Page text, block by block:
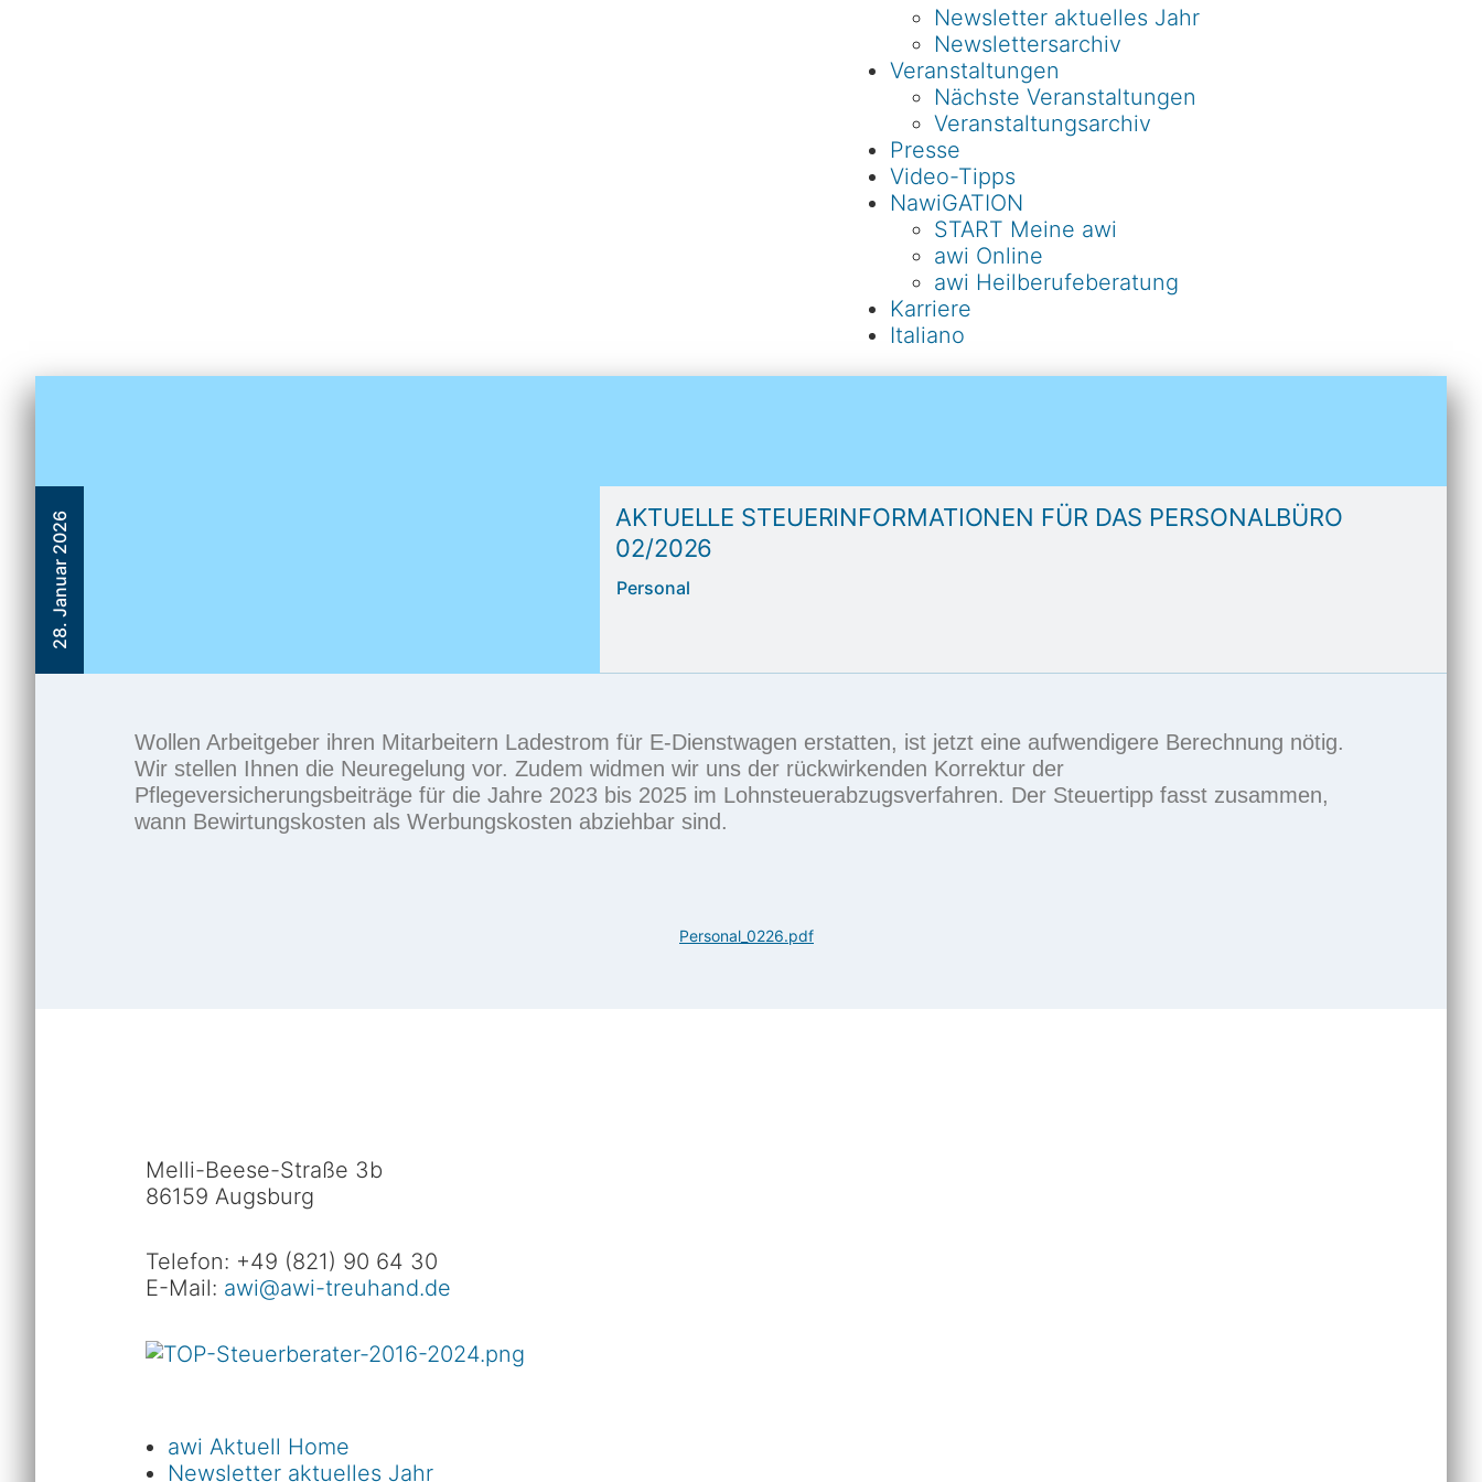
Newsletter aktuelles Jahr
Newslettersarchiv
Veranstaltungen
Nächste Veranstaltungen
Veranstaltungsarchiv
Presse
Video-Tipps
NawiGATION
START Meine awi
awi Online
awi Heilberufeberatung
Karriere
Italiano
28. Januar 2026
AKTUELLE STEUERINFORMATIONEN FÜR DAS PERSONALBÜRO
02/2026
Personal
Wollen Arbeitgeber ihren Mitarbeitern Ladestrom für E-Dienstwagen erstatten, ist jetzt eine aufwendigere Berechnung nötig.
Wir stellen Ihnen die Neuregelung vor. Zudem widmen wir uns der rückwirkenden Korrektur der
Pflegeversicherungsbeiträge für die Jahre 2023 bis 2025 im Lohnsteuerabzugsverfahren. Der Steuertipp fasst zusammen,
wann Bewirtungskosten als Werbungskosten abziehbar sind.
Personal_0226.pdf
Melli-Beese-Straße 3b
86159 Augsburg
Telefon: +49 (821) 90 64 30
E-Mail: awi@awi-treuhand.de
awi Aktuell Home
Newsletter aktuelles Jahr